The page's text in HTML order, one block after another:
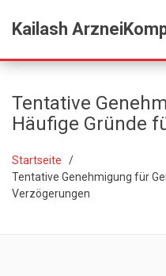
Kailash
Tentative
Häufige Gründe
Startseite
Tentative Genehmigung für
Verzögerungen